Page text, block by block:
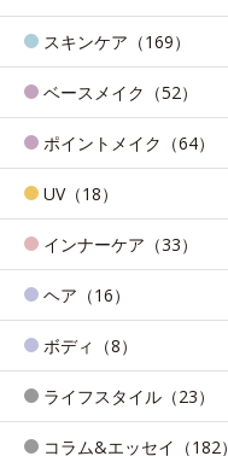
スキンケア（169）
ベースメイク（52）
ポイントメイク（64）
UV（18）
インナーケア（33）
ヘア（16）
ボディ（8）
ライフスタイル（23）
コラム&エッセイ（182）